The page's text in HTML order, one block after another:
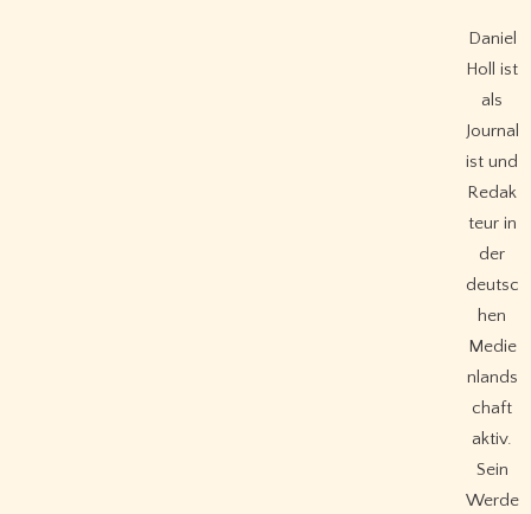
Daniel
Holl ist
als
Journal
ist und
Redak
teur in
der
deutsc
hen
Medie
nlands
chaft
aktiv.
Sein
Werde